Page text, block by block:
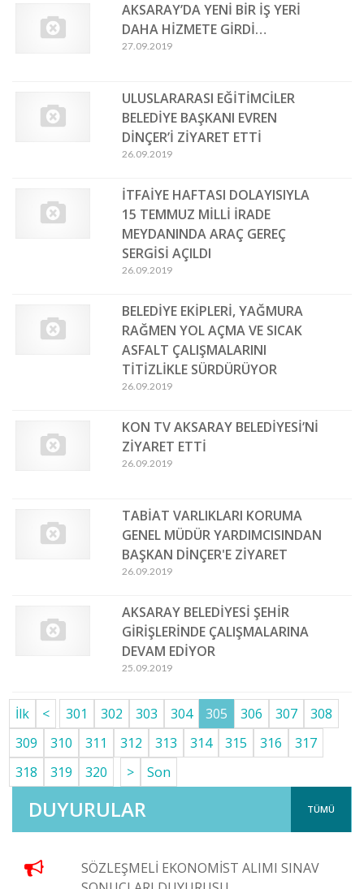
TÜMÜ
DUYURULAR
SÖZLEŞMELİ EKONOMİST ALIMI SINAV
AKSARAY’DA YENİ BİR İŞ YERİ
DAHA HİZMETE GİRDİ…
27.09.2019
ULUSLARARASI EĞİTİMCİLER
BELEDİYE BAŞKANI EVREN
DİNÇER’İ ZİYARET ETTİ
26.09.2019
İTFAİYE HAFTASI DOLAYISIYLA
15 TEMMUZ MİLLİ İRADE
MEYDANINDA ARAÇ GEREÇ
SERGİSİ AÇILDI
26.09.2019
BELEDİYE EKİPLERİ, YAĞMURA
RAĞMEN YOL AÇMA VE SICAK
ASFALT ÇALIŞMALARINI
TİTİZLİKLE SÜRDÜRÜYOR
26.09.2019
KON TV AKSARAY BELEDİYESİ’Nİ
ZİYARET ETTİ
26.09.2019
TABİAT VARLIKLARI KORUMA
GENEL MÜDÜR YARDIMCISINDAN
BAŞKAN DİNÇER'E ZİYARET
26.09.2019
AKSARAY BELEDİYESİ ŞEHİR
GİRİŞLERİNDE ÇALIŞMALARINA
DEVAM EDİYOR
25.09.2019
İlk < 301 302 303 304 305 306 307
308
309
310 311 312 313 314 315 316
317
318
319 320 > Son